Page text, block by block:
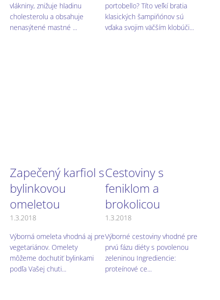
vlákniny, znižuje hladinu
cholesterolu a obsahuje
nenasýtené mastné ...
portobello? Títo veľkí bratia
klasických šampiňónov sú
vďaka svojim väčším klobúči...
Zapečený karfiol s
bylinkovou
omeletou
1.3.2018
Výborná omeleta vhodná aj pre
vegetariánov. Omelety
môžeme dochutiť bylinkami
podľa Vašej chuti...
Cestoviny s
feniklom a
brokolicou
1.3.2018
Výborné cestoviny vhodné pre
prvú fázu diéty s povolenou
zeleninou Ingrediencie:
proteínové ce...